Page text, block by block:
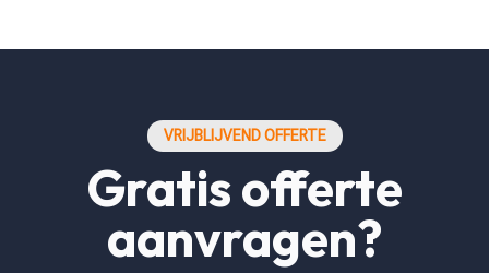
VRIJBLIJVEND OFFERTE
Gratis offerte
aanvragen?